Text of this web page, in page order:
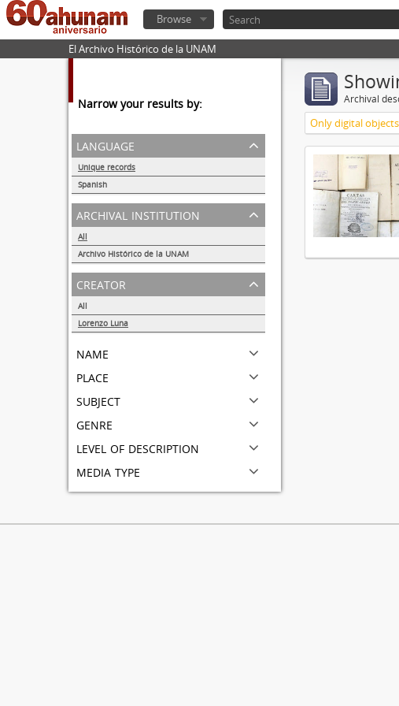
Browse
El Archivo Histórico de la UNAM
Narrow your results by:
language
Unique records
Spanish
1
archival institution
All
Archivo Histórico de la UNAM
1
creator
All
Lorenzo Luna
name
place
subject
genre
level of description
media type
Archival
Only digital objects